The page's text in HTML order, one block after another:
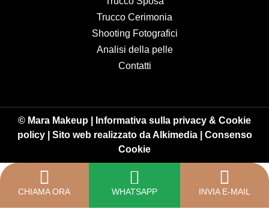
Trucco Cerimonia
Shooting Fotografici
Analisi della pelle
Contatti
© Mara Makeup |
Informativa sulla privacy & Cookie
policy| Sito web realizzato daAlkimedia| Consenso
Cookie
CHIAMA ORA WHATSAPP INVIA E-MAIL